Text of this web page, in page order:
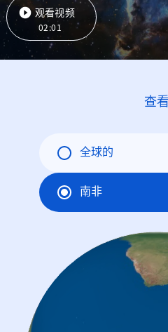
观看视频
02:01
查看
全球的
南非